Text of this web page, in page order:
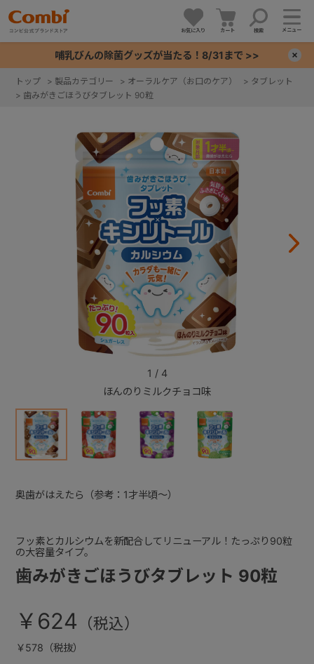
お気に入り カート 検索 メニュー
哺乳びんの除菌グッズが当たる！8/31まで >>
トップ > 製品カテゴリー > オーラルケア（お口のケア） > タブレット
> 歯みがきごほうびタブレット 90粒
ほんのりミルクチョコ味
1 / 4
歯みがきごほうびタブレット 90粒
フッ素とカルシウムを新配合してリニューアル！たっぷり90粒
の大容量タイプ。
￥624
￥578（税抜）
奥歯がはえたら（参考：1才半頃～）